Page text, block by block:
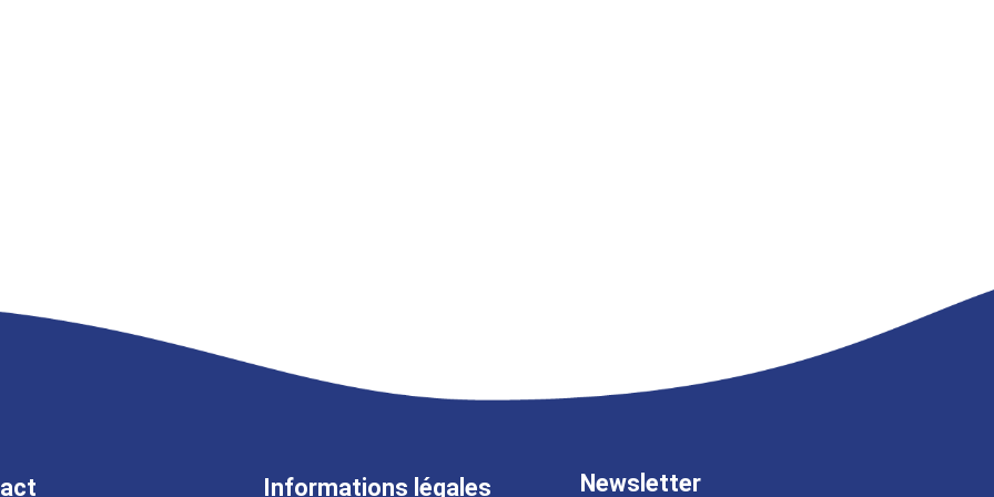
Informations légales Newsletter